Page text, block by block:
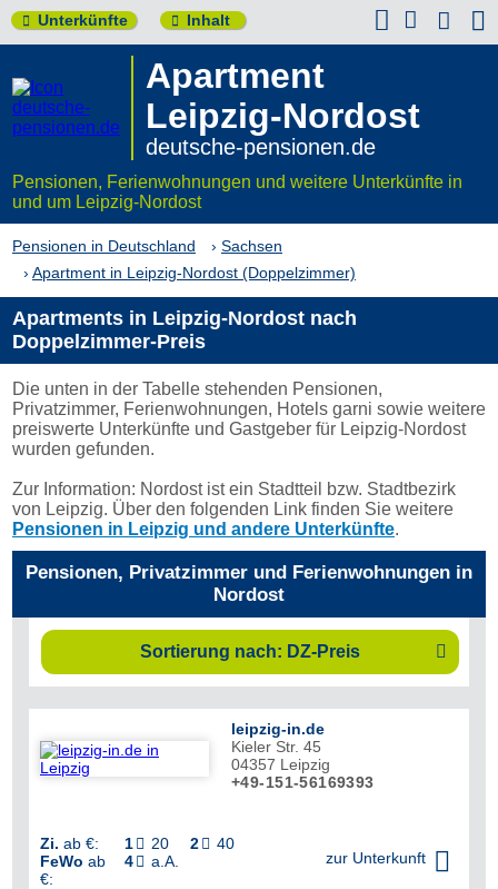
 Unterkünfte  Inhalt  

Apartment
Leipzig-Nordost
deutsche-pensionen.de
Pensionen, Ferienwohnungen und weitere Unterkünfte in
und um Leipzig-Nordost
Pensionen in Deutschland
Sachsen
Apartment in Leipzig-Nordost (Doppelzimmer)
Apartments in Leipzig-Nordost nach
Doppelzimmer-Preis
Die unten in der Tabelle stehenden Pensionen,
Privatzimmer, Ferienwohnungen, Hotels garni sowie weitere
preiswerte Unterkünfte und Gastgeber für Leipzig-Nordost
wurden gefunden.
Zur Information: Nordost ist ein Stadtteil bzw. Stadtbezirk
von Leipzig. Über den folgenden Link finden Sie weitere
Pensionen in Leipzig und andere Unterkünfte.
Pensionen, Privatzimmer und Ferienwohnungen in
Nordost
Sortierung nach: DZ-Preis 
leipzig-in.de
Kieler Str. 45
04357 Leipzig
+49-151-56169393
Zi. ab €: 1  20 2  40
FeWo ab
€:
4  a.A. zur Unterkunft 